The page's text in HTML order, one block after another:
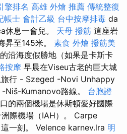
擎排名 高雄 外燴 推薦 傳統整復
帳士 會計乙級 台中按摩排毒 da
休息一會兒。 天母 撥筋 這座岩
昇至145米。 素食 外燴 撥筋美
沿海度假勝地（如果是卡斯卡
按摩 早晨在Viseu古老的巨大城
行 - Szeged -Novi Unhappy
-Niš-Kumanovo路線。 台胞證
的兩個機場是休斯頓愛好國際
際機場（IAH）。 Carpe
一刻。 Velence karnev.lra 明